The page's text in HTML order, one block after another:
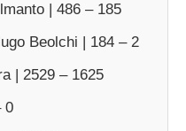
| 486 – 185
Beolchi | 184 – 2
| 2529 – 1625
0